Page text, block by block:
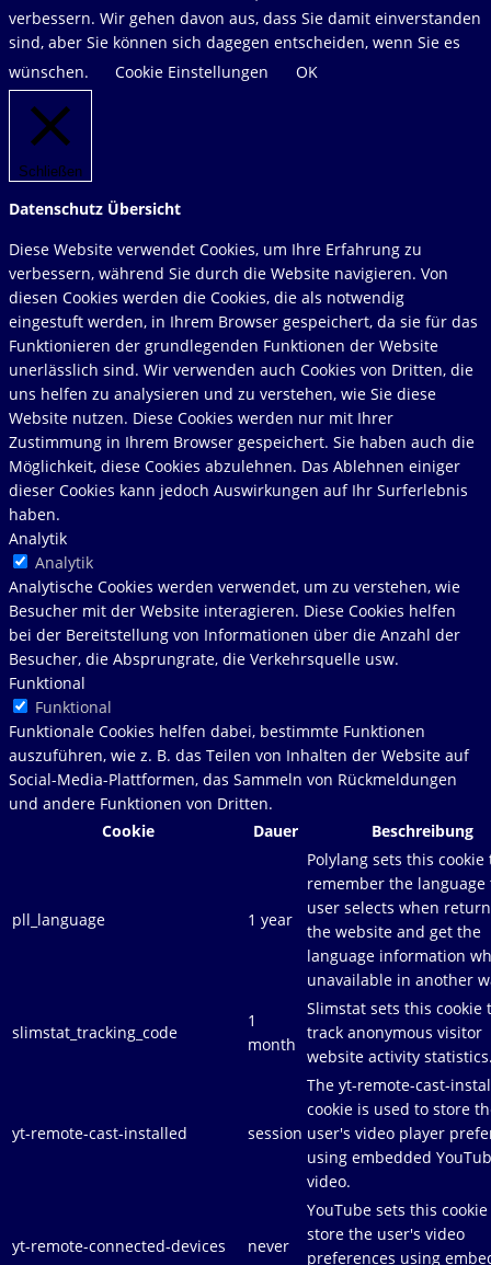
durchsuchen
verbessern. Wir gehen davon aus, dass Sie damit einverstanden
sind, aber Sie können sich dagegen entscheiden, wenn Sie es
wünschen.
Cookie Einstellungen OK
Schließen
Datenschutz Übersicht
Diese Website verwendet Cookies, um Ihre Erfahrung zu
verbessern, während Sie durch die Website navigieren. Von
diesen Cookies werden die Cookies, die als notwendig
eingestuft werden, in Ihrem Browser gespeichert, da sie für das
Funktionieren der grundlegenden Funktionen der Website
unerlässlich sind. Wir verwenden auch Cookies von Dritten, die
uns helfen zu analysieren und zu verstehen, wie Sie diese
Website nutzen. Diese Cookies werden nur mit Ihrer
Zustimmung in Ihrem Browser gespeichert. Sie haben auch die
Möglichkeit, diese Cookies abzulehnen. Das Ablehnen einiger
dieser Cookies kann jedoch Auswirkungen auf Ihr Surferlebnis
haben.
Analytik
Analytik
Analytische Cookies werden verwendet, um zu verstehen, wie
Besucher mit der Website interagieren. Diese Cookies helfen
bei der Bereitstellung von Informationen über die Anzahl der
Besucher, die Absprungrate, die Verkehrsquelle usw.
Funktional
Funktional
Funktionale Cookies helfen dabei, bestimmte Funktionen
auszuführen, wie z. B. das Teilen von Inhalten der Website auf
Social-Media-Plattformen, das Sammeln von Rückmeldungen
und andere Funktionen von Dritten.
Cookie
Dauer Beschreibung
pll_language 1 year
Polylang sets this cookie
remember the language
user selects when
the website and get the
language information
unavailable in another
slimstat_tracking_code
1
month
Slimstat sets this cookie
track anonymous visitor
website activity
yt-remote-cast-installed session
The yt-remote-cast-
cookie is used to store
user's video player
using embedded
video.
yt-remote-connected-devices never
YouTube sets this
store the user's video
preferences using